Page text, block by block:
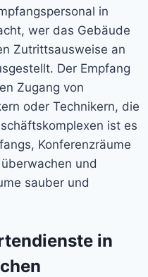
in
wer das Gebäude
Zutrittsausweise an
Der Empfang
Zugang von
oder Technikern, die
ist es
Konferenzräume
und
sauber und
in